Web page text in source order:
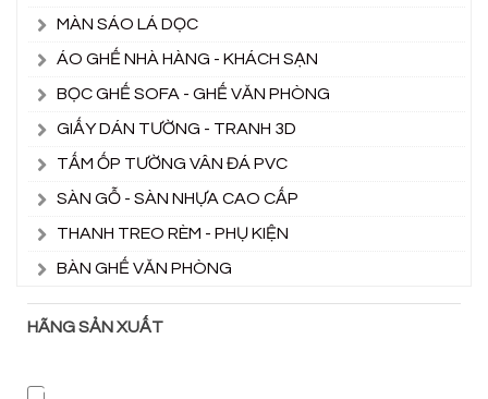
MÀN SÁO LÁ DỌC
ÁO GHẾ NHÀ HÀNG - KHÁCH SẠN
BỌC GHẾ SOFA - GHẾ VĂN PHÒNG
GIẤY DÁN TƯỜNG - TRANH 3D
TẤM ỐP TƯỜNG VÂN ĐÁ PVC
SÀN GỖ - SÀN NHỰA CAO CẤP
THANH TREO RÈM - PHỤ KIỆN
BÀN GHẾ VĂN PHÒNG
HÃNG SẢN XUẤT